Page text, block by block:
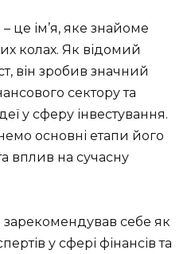
це ім’я, яке знайоме
колах. Як відомий
він зробив значний
сектору та
у сферу інвестування.
основні етапи його
вплив на сучасну
себе як
у сфері фінансів та